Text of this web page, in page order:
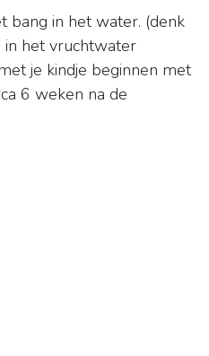
bang in het water. (denk
in het vruchtwater
je kindje beginnen met
6 weken na de